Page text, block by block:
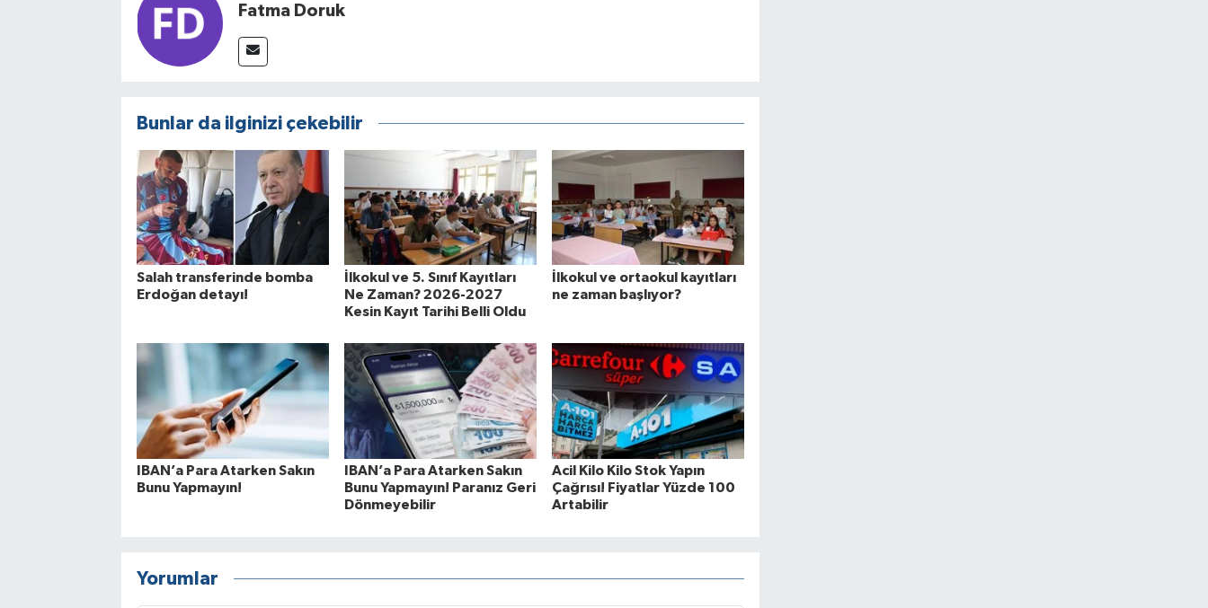
Fatma Doruk
Bunlar da ilginizi çekebilir
Salah transferinde bomba
Erdoğan detayı!
İlkokul ve 5. Sınıf Kayıtları
Ne Zaman? 2026-2027
Kesin Kayıt Tarihi Belli Oldu
İlkokul ve ortaokul kayıtları
ne zaman başlıyor?
IBAN’a Para Atarken Sakın
Bunu Yapmayın!
IBAN’a Para Atarken Sakın
Bunu Yapmayın! Paranız Geri
Dönmeyebilir
Acil Kilo Kilo Stok Yapın
Çağrısı! Fiyatlar Yüzde 100
Artabilir
Yorumlar